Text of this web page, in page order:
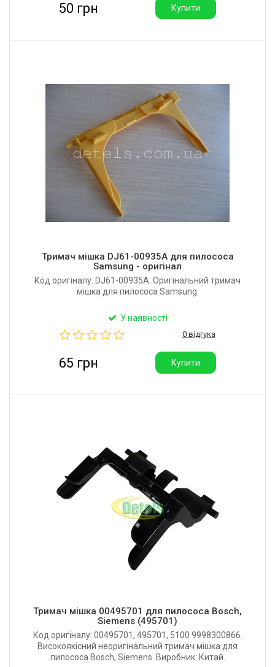
50 грн Купити
Тримач мішка DJ61-00935A для пилососа
Samsung - оригінал
Код оригіналу: DJ61-00935A. Оригінальний тримач
мішка для пилососа Samsung.
У наявності
0 відгука
65 грн Купити
Тримач мішка 00495701 для пилососа Bosch,
Siemens (495701)
Код оригіналу: 00495701, 495701, 5100 9998300866.
Високоякісний неоригінальний тримач мішка для
пилососа Bosch, Siemens. Виробник: Китай.